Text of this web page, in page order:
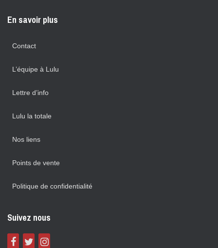
En savoir plus
Contact
L’équipe à Lulu
Lettre d’info
Lulu la totale
Nos liens
Points de vente
Politique de confidentialité
Suivez nous